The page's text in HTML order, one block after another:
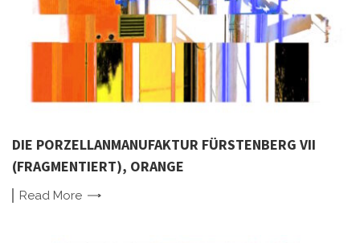
DIE PORZELLANMANUFAKTUR FÜRSTENBERG VII
(FRAGMENTIERT), ORANGE
Read More